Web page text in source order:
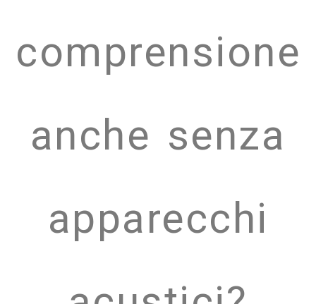
comprensione
anche senza
apparecchi